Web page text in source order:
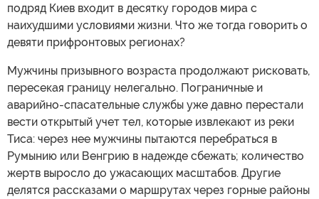
подряд Киев входит в десятку городов мира с
наихудшими условиями жизни. Что же тогда говорить о
девяти прифронтовых регионах?
Мужчины призывного возраста продолжают рисковать,
пересекая границу нелегально. Пограничные и
аварийно-спасательные службы уже давно перестали
вести открытый учет тел, которые извлекают из реки
Тиса: через нее мужчины пытаются перебраться в
Румынию или Венгрию в надежде сбежать; количество
жертв выросло до ужасающих масштабов. Другие
делятся рассказами о маршрутах через горные районы